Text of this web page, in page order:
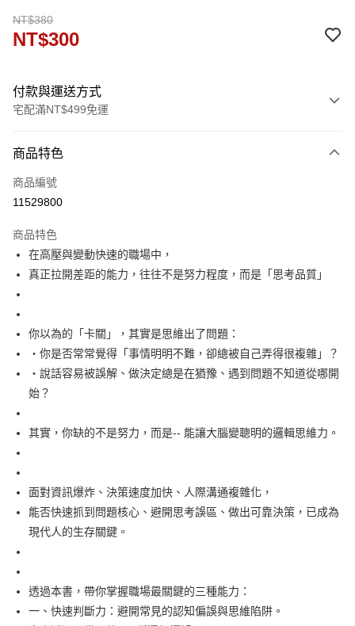
NT$380
NT$300
付款與運送方式
宅配滿NT$499免運
信用卡一次付款
運送方式
宅配
每筆NT$100，滿NT$499(含以上)免運費
商品特色
商品編號
11529800
商品特色
在高壓與變動快速的職場中，
真正拉開差距的能力，往往不是努力程度，而是「思考品質」
你以為的「卡關」，其實是思維出了問題：
‧你是否常常覺得「事情明明不難，卻總被自己弄得很複雜」？
‧說話容易被誤解、做決定總是在猶豫、遇到問題不知道從哪開
始？
其實，你缺的不是努力，而是-- 能讓大腦變聰明的邏輯思維力。
面對資訊爆炸、決策速度加快、人際溝通複雜化，
能否快速抓到問題核心、避開思考誤區、做出可靠決策，已成為
現代人的生存關鍵。
透過本書，帶你掌握職場最關鍵的三種能力：
一、快速判斷力：避開常見的認知偏誤與思維陷阱。